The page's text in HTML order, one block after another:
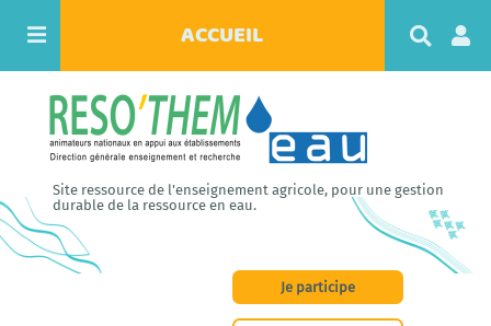
ACCUEIL
c
e
r
Site ressource de l'enseignement agricole, pour une gestion
durable de la ressource en eau.
Je participe